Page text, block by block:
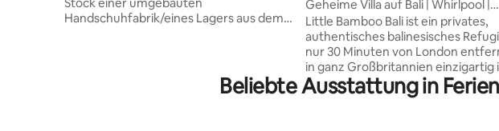
Handschuhfabrik/eines Lagers aus dem
Fabrikentwicklung in der Gegend, was
sie wirklich einzigartig macht. Die
Geheime Villa auf Bali | Whirlpool |
30 Minuten von London entfernt
Little Bamboo Bali ist ein privates,
authentisches balinesisches
nur 30 Minuten von London
in ganz Großbritannien einzigartig
Das Boutique-Interieur wurde
Jahre mit authentischen
Beliebte Ausstattung in